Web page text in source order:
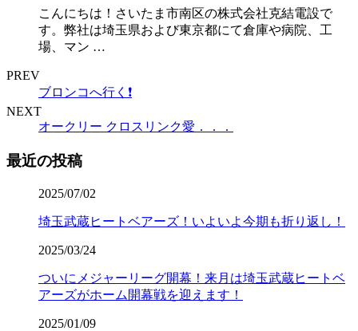
こんにちは！さいたま市南区の株式会社克結電設で
す。弊社は埼玉県および東京都にて倉庫や病院、工
場、マン …
PREV
ブロンコへ行く❗️
NEXT
オークリー クロスリンク愛．．．
最近の投稿
2025/07/02
埼玉武蔵ヒートベアーズ！いよいよ今期も折り返し！
2025/03/24
ついにメジャーリーグ開幕！来月は埼玉武蔵ヒートベ
アーズがホーム開幕戦を迎えます！
2025/01/09